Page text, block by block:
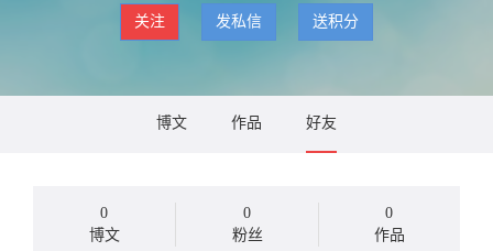
关注 发私信 送积分
博文 作品 好友
0
博文
0
粉丝
0
作品